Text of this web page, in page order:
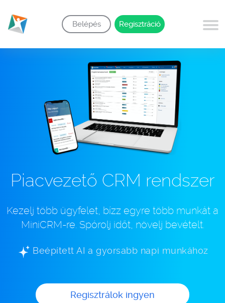
Belépés Regisztráció
Piacvezető CRM rendszer
Kezelj több ügyfelet, bízz egyre több munkát a
MiniCRM-re. Spórolj időt, növelj bevételt.
Beépített AI a gyorsabb napi munkához
Regisztrálok ingyen